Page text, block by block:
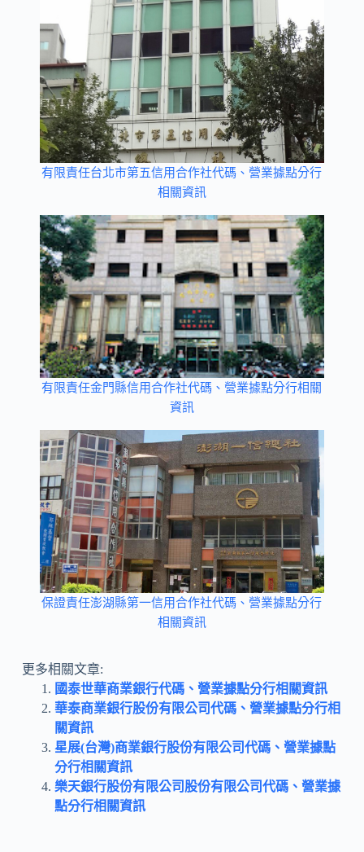
有限責任台北市第五信用合作社代碼、營業據點分行
相關資訊
有限責任金門縣信用合作社代碼、營業據點分行相關
資訊
保證責任澎湖縣第一信用合作社代碼、營業據點分行
相關資訊
更多相關文章:
國泰世華商業銀行代碼、營業據點分行相關資訊
華泰商業銀行股份有限公司代碼、營業據點分行相
關資訊
星展(台灣)商業銀行股份有限公司代碼、營業據點
分行相關資訊
樂天銀行股份有限公司股份有限公司代碼、營業據
點分行相關資訊